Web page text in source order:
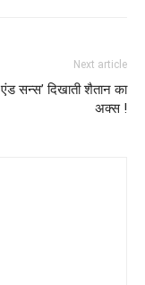
Next article
सन्स’ दिखाती शैतान का
अक्स !